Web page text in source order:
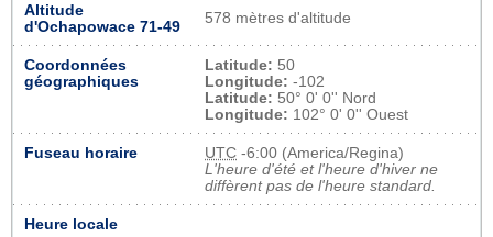
Altitude
d'Ochapowace 71-49
578 mètres d'altitude
Coordonnées
géographiques
Latitude: 50
Longitude: -102
Latitude: 50° 0' 0'' Nord
Longitude: 102° 0' 0'' Ouest
Fuseau horaire UTC -6:00 (America/Regina)
L'heure d'été et l'heure d'hiver ne
diffèrent pas de l'heure standard.
Heure locale